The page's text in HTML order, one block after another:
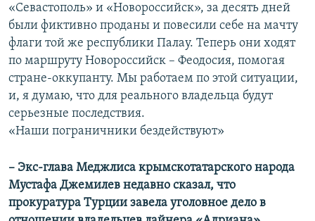
«Севастополь» и «Новороссийск», за десять дней
были фиктивно проданы и повесили себе на мачту
флаги той же республики Палау. Теперь они ходят
по маршруту Новороссийск – Феодосия, помогая
стране-оккупанту. Мы работаем по этой ситуации,
и, я думаю, что для реального владельца будут
серьезные последствия.
«Наши пограничники бездействуют»
– Экс-глава Меджлиса крымскотатарского народа
Мустафа Джемилев недавно сказал, что
прокуратура Турции завела уголовное дело в